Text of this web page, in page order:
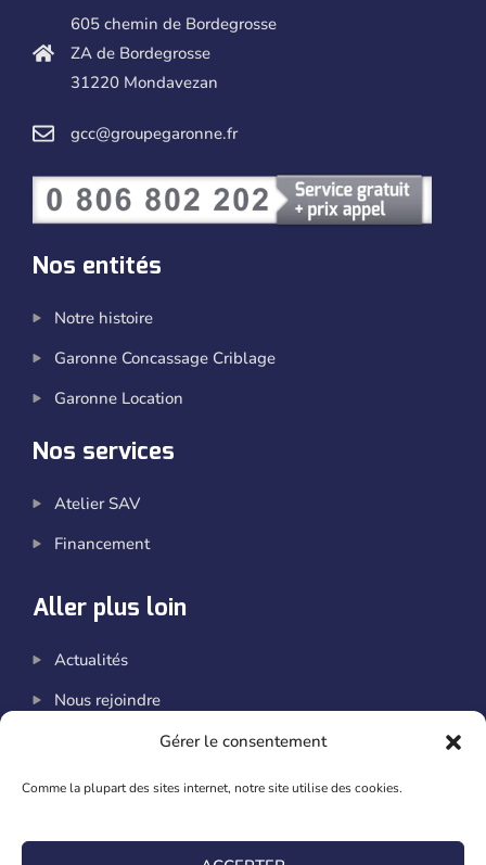
Gérer le consentement
Comme la plupart des sites internet, notre site utilise des cookies.
605 chemin de Bordegrosse
ZA de Bordegrosse
31220 Mondavezan
gcc@groupegaronne.fr
Nos entités
Notre histoire
Garonne Concassage Criblage
Garonne Location
Nos services
Atelier SAV
Financement
Aller plus loin
Actualités
Nous rejoindre
Nous contacter
Rejoignez-nous sur les réseaux !